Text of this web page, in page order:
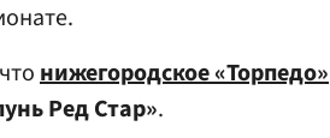
нижегородское «Торпедо»
Ред Стар».